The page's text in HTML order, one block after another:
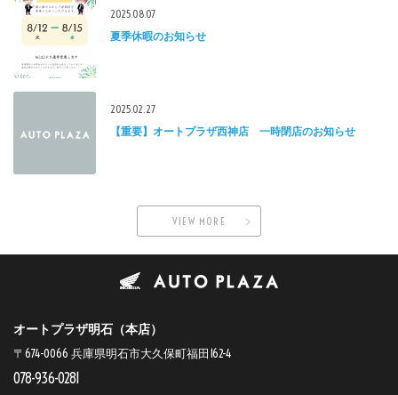
2025.08.07
夏季休暇のお知らせ
2025.02.27
【重要】オートプラザ西神店 一時閉店のお知らせ
VIEW MORE
オートプラザ明石（本店）
〒674-0066 兵庫県明石市大久保町福田162-4
078-936-0281